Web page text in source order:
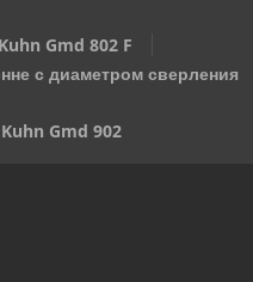
Kuhn Gmd 802 F
с диаметром сверления
Kuhn Gmd 902